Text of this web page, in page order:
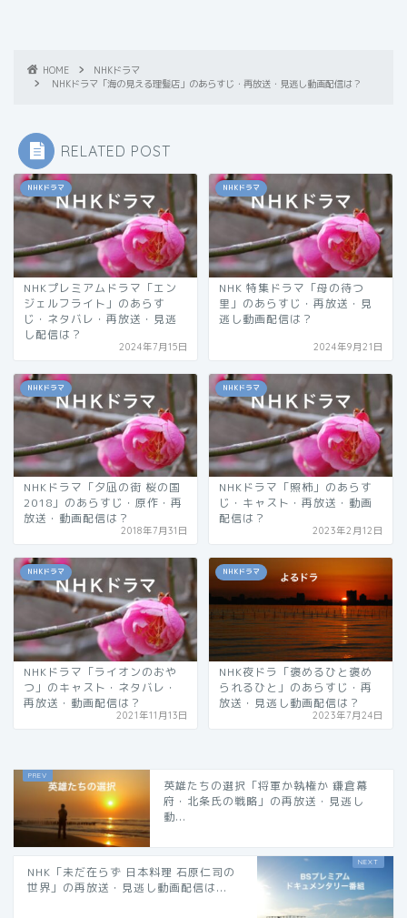
HOME
NHKドラマ
NHKドラマ「海の見える理髪店」のあらすじ・再放送・見逃し動画配信は？
RELATED POST
NHKドラマ
NHKプレミアムドラマ「エン
ジェルフライト」のあらす
じ・ネタバレ・再放送・見逃
し配信は？
2024年7月15日
NHKドラマ
NHK 特集ドラマ「母の待つ
里」のあらすじ・再放送・見
逃し動画配信は？
2024年9月21日
NHKドラマ
NHKドラマ「夕凪の街 桜の国
2018」のあらすじ・原作・再
放送・動画配信は？
2018年7月31日
NHKドラマ
NHKドラマ「照柿」のあらす
じ・キャスト・再放送・動画
配信は？
2023年2月12日
NHKドラマ
NHKドラマ「ライオンのおや
つ」のキャスト・ネタバレ・
再放送・動画配信は？
2021年11月13日
NHKドラマ
NHK夜ドラ「褒めるひと褒め
られるひと」のあらすじ・再
放送・見逃し動画配信は？
2023年7月24日
英雄たちの選択「将軍か執権か 鎌倉幕
府・北条氏の戦略」の再放送・見逃し
動...
NHK「未だ在らず 日本料理 石原仁司の
世界」の再放送・見逃し動画配信は...